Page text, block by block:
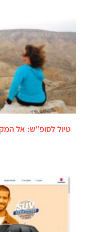
טיול לסופ"ש: אל